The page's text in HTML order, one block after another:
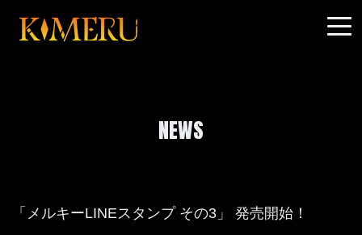
NEWS
「メルキーLINEスタンプ その3」 発売開始！